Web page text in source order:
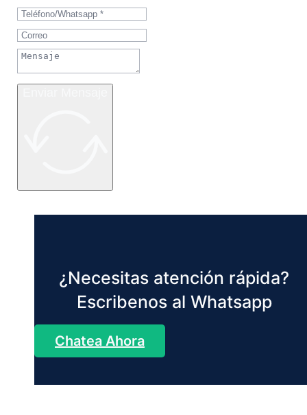
¿Necesitas atención rápida?
Escribenos al Whatsapp
Chatea Ahora